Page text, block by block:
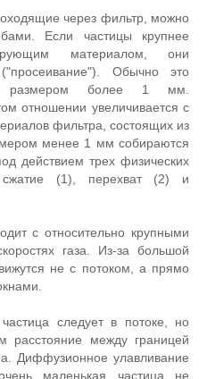
через фильтр, можно
Если частицы крупнее
материалом, они
Обычно это
размером более 1 мм.
отношении увеличивается с
фильтра, состоящих из
менее 1 мм собираются
действием трех физических
сжатие (1), перехват (2) и
с относительно крупными
газа. Из-за большой
не с потоком, а прямо
следует в потоке, но
расстояние между границей
Диффузионное улавливание
маленькая частица не